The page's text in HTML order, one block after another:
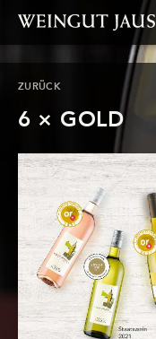
ZURÜCK
6 × GOLD